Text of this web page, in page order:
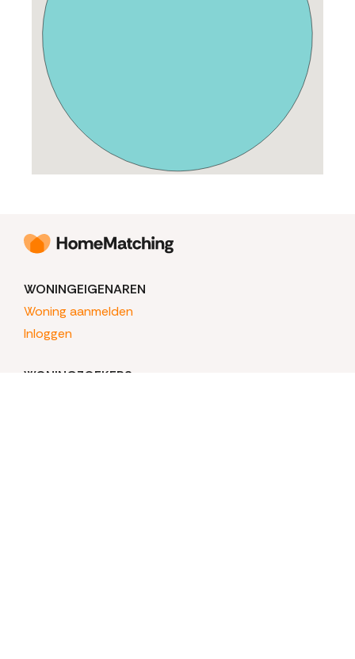
WONINGEIGENAREN
Woning aanmelden
Inloggen
WONINGZOEKERS